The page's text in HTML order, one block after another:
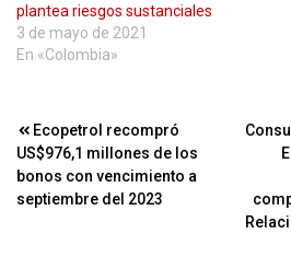
plantea riesgos sustanciales
3 de mayo de 2021
En «Colombia»
Navegación
de
entradas
Ecopetrol recompró
US$976,1 millones de los
bonos con vencimiento a
septiembre del 2023